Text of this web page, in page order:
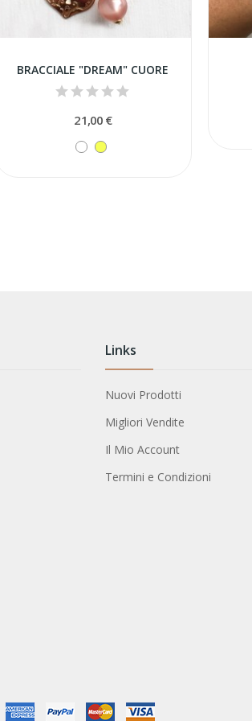
BRACCIALE "DREAM" CUORE
21,00 €
Links
Nuovi Prodotti
Migliori Vendite
Il Mio Account
Termini e Condizioni